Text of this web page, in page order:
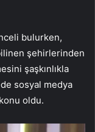
bulurken,
şehirlerinden
şaşkınlıkla
sosyal medya
oldu.